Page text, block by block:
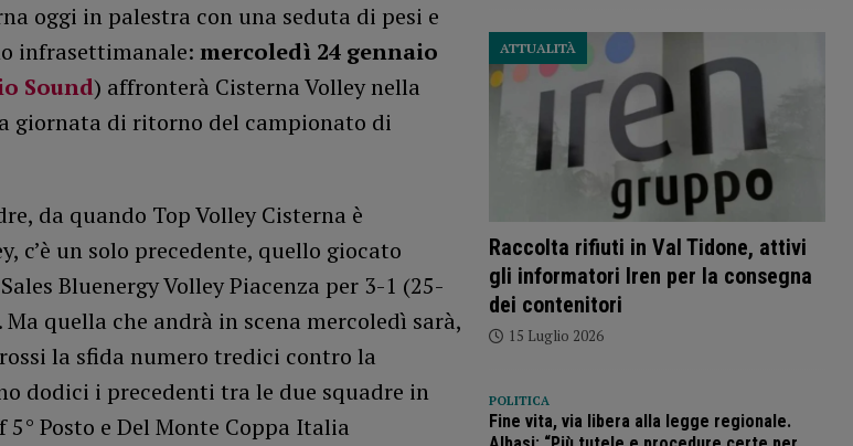
oggi in palestra con una seduta di pesi e
infrasettimanale: mercoledì 24 gennaio
Sound) affronterà Cisterna Volley nella
giornata di ritorno del campionato di
da quando Top Volley Cisterna è
c’è un solo precedente, quello giocato
Bluenergy Volley Piacenza per 3-1 (25-
Ma quella che andrà in scena mercoledì sarà,
la sfida numero tredici contro la
dodici i precedenti tra le due squadre in
5° Posto e Del Monte Coppa Italia
Raccolta rifiuti in Val Tidone, attivi
gli informatori Iren per la consegna
dei contenitori
ATTUALITÀ
15 Luglio 2026
POLITICA
Fine vita, via libera alla legge regionale.